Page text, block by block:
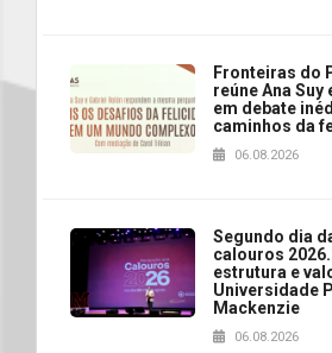
Fronteiras do
reúne Ana Suy
em debate
caminhos da
06.08.2026
Segundo dia
calouros
estrutura e
Universidade
Mackenzie
06.08.2026